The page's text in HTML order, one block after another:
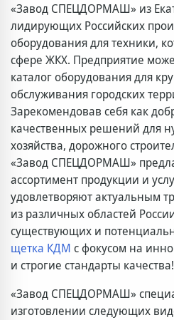
«Завод СПЕЦДОРМАШ» из
лидирующих Российских
оборудования для техники,
сфере ЖКХ. Предприятие
каталог оборудования для
обслуживания городских
Зарекомендовав себя как
качественных решений для
хозяйства, дорожного
«Завод СПЕЦДОРМАШ»
ассортимент продукции и
удовлетворяют актуальным
из различных областей
существующих и
щетка КДМ с фокусом на
и строгие стандарты качества!
«Завод СПЕЦДОРМАШ»
изготовлении следующих